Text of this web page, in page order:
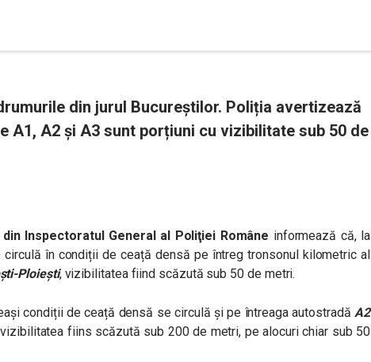
din jurul Bucureștilor. Poliția avertizează
A1, A2 și A3 sunt porțiuni cu vizibilitate sub 50 de
din Inspectoratul General al Poliţiei Române informează că, la
circulă în condiții de ceață densă pe întreg tronsonul kilometric al
Ploiești, vizibilitatea fiind scăzută sub 50 de metri.
condiții de ceață densă se circulă și pe întreaga autostradă A2
fiins scăzută sub 200 de metri, pe alocuri chiar sub 50